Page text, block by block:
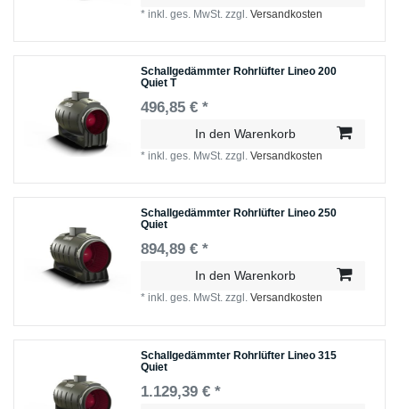
*inkl. ges. MwSt. zzgl.Versandkosten
Schallgedämmter Rohrlüfter Lineo 200
Quiet T
496,85 € *
In den Warenkorb
*inkl. ges. MwSt. zzgl.Versandkosten
Schallgedämmter Rohrlüfter Lineo 250
Quiet
894,89 € *
In den Warenkorb
*inkl. ges. MwSt. zzgl.Versandkosten
Schallgedämmter Rohrlüfter Lineo 315
Quiet
1.129,39 € *